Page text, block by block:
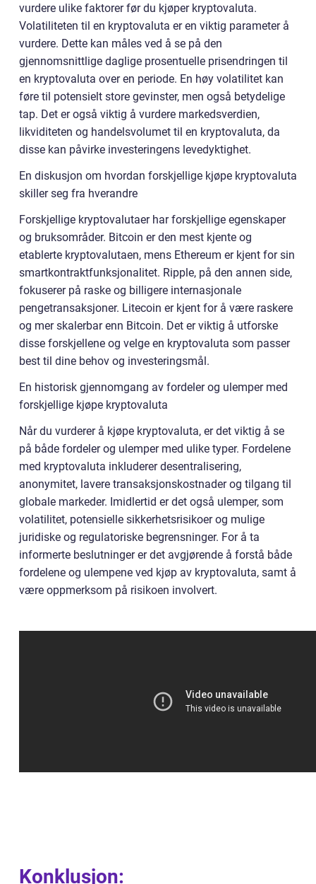
vurdere ulike faktorer før du kjøper kryptovaluta.
Volatiliteten til en kryptovaluta er en viktig parameter å
vurdere. Dette kan måles ved å se på den
gjennomsnittlige daglige prosentuelle prisendringen til
en kryptovaluta over en periode. En høy volatilitet kan
føre til potensielt store gevinster, men også betydelige
tap. Det er også viktig å vurdere markedsverdien,
likviditeten og handelsvolumet til en kryptovaluta, da
disse kan påvirke investeringens levedyktighet.
En diskusjon om hvordan forskjellige kjøpe kryptovaluta
skiller seg fra hverandre
Forskjellige kryptovalutaer har forskjellige egenskaper
og bruksområder. Bitcoin er den mest kjente og
etablerte kryptovalutaen, mens Ethereum er kjent for sin
smartkontraktfunksjonalitet. Ripple, på den annen side,
fokuserer på raske og billigere internasjonale
pengetransaksjoner. Litecoin er kjent for å være raskere
og mer skalerbar enn Bitcoin. Det er viktig å utforske
disse forskjellene og velge en kryptovaluta som passer
best til dine behov og investeringsmål.
En historisk gjennomgang av fordeler og ulemper med
forskjellige kjøpe kryptovaluta
Når du vurderer å kjøpe kryptovaluta, er det viktig å se
på både fordeler og ulemper med ulike typer. Fordelene
med kryptovaluta inkluderer desentralisering,
anonymitet, lavere transaksjonskostnader og tilgang til
globale markeder. Imidlertid er det også ulemper, som
volatilitet, potensielle sikkerhetsrisikoer og mulige
juridiske og regulatoriske begrensninger. For å ta
informerte beslutninger er det avgjørende å forstå både
fordelene og ulempene ved kjøp av kryptovaluta, samt å
være oppmerksom på risikoen involvert.
Konklusjon: